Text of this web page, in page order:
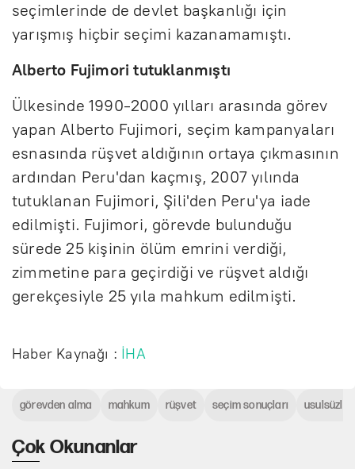
seçimlerinde de devlet başkanlığı için
yarışmış hiçbir seçimi kazanamamıştı.
Alberto Fujimori tutuklanmıştı
Ülkesinde 1990-2000 yılları arasında görev
yapan Alberto Fujimori, seçim kampanyaları
esnasında rüşvet aldığının ortaya çıkmasının
ardından Peru'dan kaçmış, 2007 yılında
tutuklanan Fujimori, Şili'den Peru'ya iade
edilmişti. Fujimori, görevde bulunduğu
sürede 25 kişinin ölüm emrini verdiği,
zimmetine para geçirdiği ve rüşvet aldığı
gerekçesiyle 25 yıla mahkum edilmişti.
Haber Kaynağı : İHA
Çok Okunanlar
görevden alma mahkum rüşvet seçim sonuçları usulsüzlük